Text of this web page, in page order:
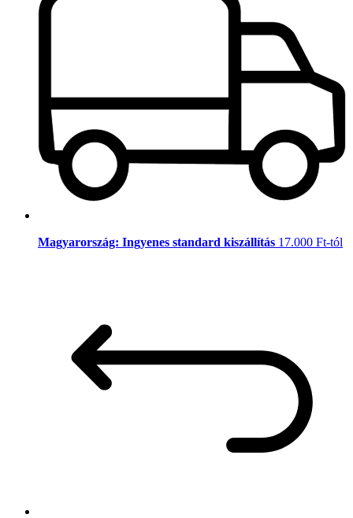
Magyarország: Ingyenes standard kiszállítás 17.000 Ft-tól